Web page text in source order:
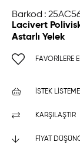
Barkod :
Lacivert
Astarlı Yelek
FAVORILERE
İSTEK
KARŞILAŞTIR
FIYAT